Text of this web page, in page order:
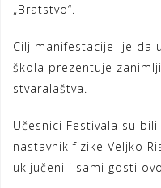
„Bratstvo“.
Cilj manifestacije je da
škola prezentuje
stvaralaštva.
Učesnici Festivala su bili
nastavnik fizike Veljko
uključeni i sami gosti